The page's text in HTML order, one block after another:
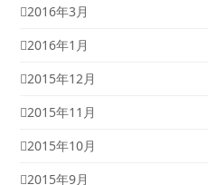
2016年3月
2016年1月
2015年12月
2015年11月
2015年10月
2015年9月